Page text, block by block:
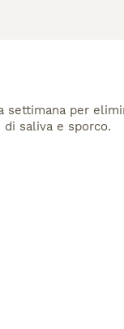
settimana per
saliva e sporco.